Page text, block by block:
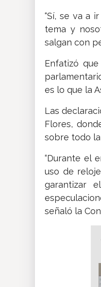
“Sí, se va a
tema y
salgan con
Enfatizó
es lo que la
Las
Flores,
sobre todo
“Durante el
uso de
garantizar
señaló la